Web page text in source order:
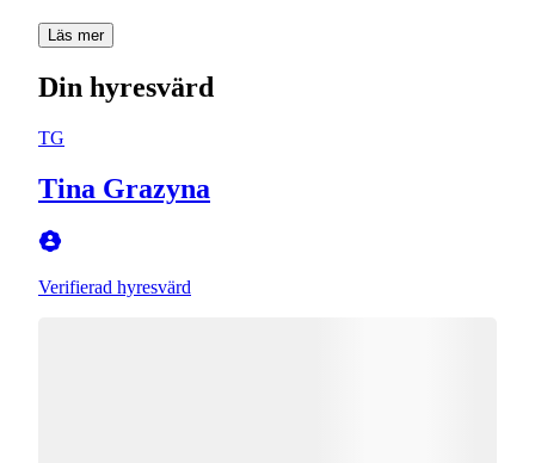
Läs mer
Din hyresvärd
TG
Tina Grazyna
Verifierad hyresvärd